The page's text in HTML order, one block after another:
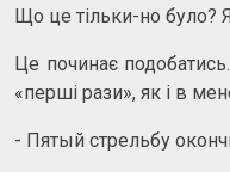
Що це тільки-но було?
Це починає
«перші рази», як і в
- Пятый стрельбу